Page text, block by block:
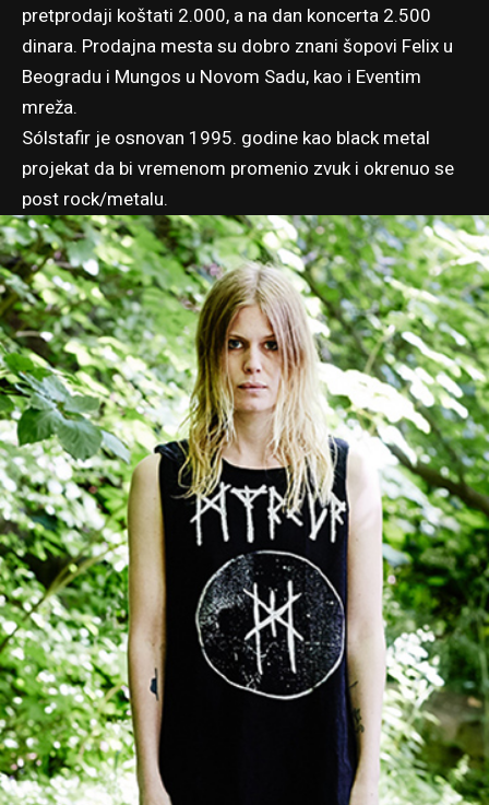
pretprodaji koštati 2.000, a na dan koncerta 2.500
dinara. Prodajna mesta su dobro znani šopovi Felix u
Beogradu i Mungos u Novom Sadu, kao i Eventim
mreža.
Sólstafir je osnovan 1995. godine kao black metal
projekat da bi vremenom promenio zvuk i okrenuo se
post rock/metalu.